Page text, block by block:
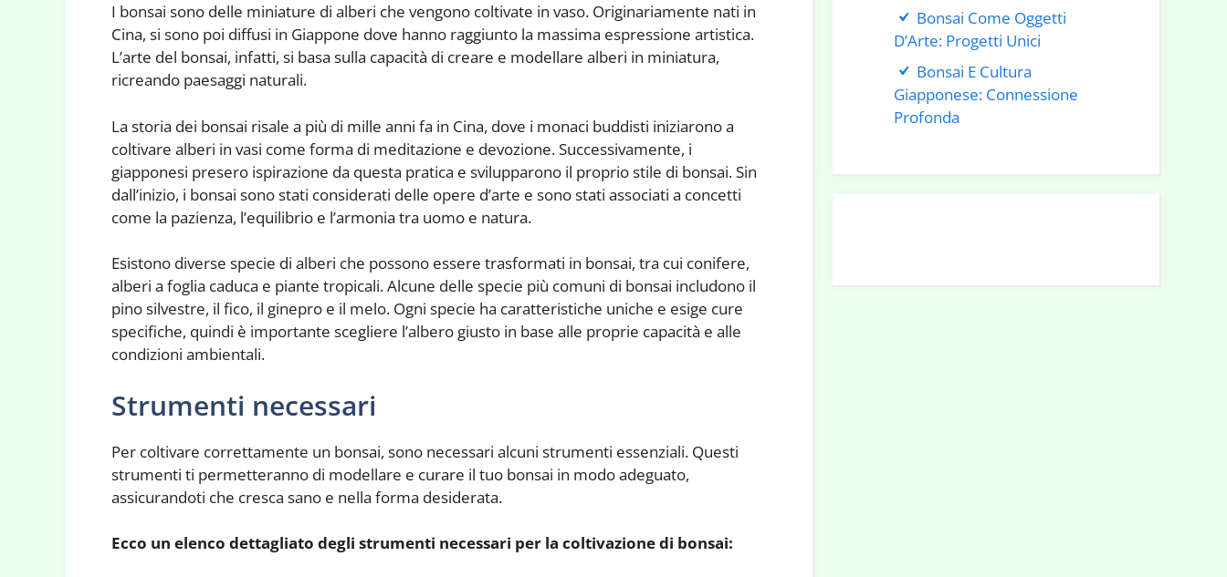
I bonsai sono delle miniature di alberi che vengono coltivate in vaso. Originariamente nati in
Cina, si sono poi diffusi in Giappone dove hanno raggiunto la massima espressione artistica.
L’arte del bonsai, infatti, si basa sulla capacità di creare e modellare alberi in miniatura,
ricreando paesaggi naturali.
La storia dei bonsai risale a più di mille anni fa in Cina, dove i monaci buddisti iniziarono a
coltivare alberi in vasi come forma di meditazione e devozione. Successivamente, i
giapponesi presero ispirazione da questa pratica e svilupparono il proprio stile di bonsai. Sin
dall’inizio, i bonsai sono stati considerati delle opere d’arte e sono stati associati a concetti
come la pazienza, l’equilibrio e l’armonia tra uomo e natura.
Esistono diverse specie di alberi che possono essere trasformati in bonsai, tra cui conifere,
alberi a foglia caduca e piante tropicali. Alcune delle specie più comuni di bonsai includono il
pino silvestre, il fico, il ginepro e il melo. Ogni specie ha caratteristiche uniche e esige cure
specifiche, quindi è importante scegliere l’albero giusto in base alle proprie capacità e alle
condizioni ambientali.
Strumenti necessari
Per coltivare correttamente un bonsai, sono necessari alcuni strumenti essenziali. Questi
strumenti ti permetteranno di modellare e curare il tuo bonsai in modo adeguato,
assicurandoti che cresca sano e nella forma desiderata.
Ecco un elenco dettagliato degli strumenti necessari per la coltivazione di bonsai:
Bonsai Come Oggetti
D’Arte: Progetti Unici
Bonsai E Cultura
Giapponese: Connessione
Profonda